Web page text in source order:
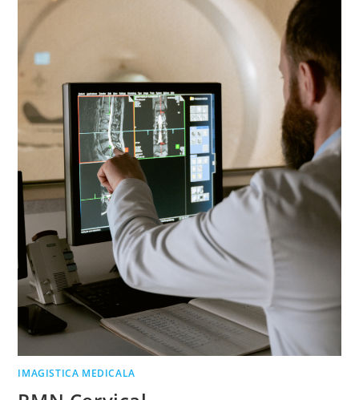
IMAGISTICA MEDICALA